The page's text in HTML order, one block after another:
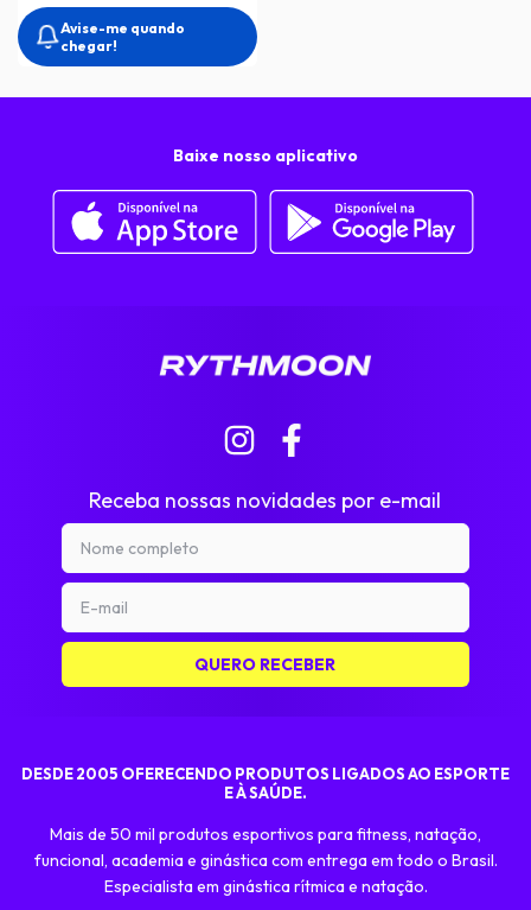
Avise-me quando
chegar!
Baixe nosso aplicativo
Receba nossas novidades por e-mail
DESDE 2005 OFERECENDO PRODUTOS LIGADOS AO ESPORTE
E À SAÚDE.
Mais de 50 mil produtos esportivos para fitness, natação,
funcional, academia e ginástica com entrega em todo o Brasil.
Especialista em ginástica rítmica e natação.